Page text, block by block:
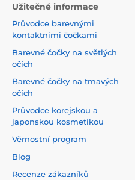
Užitečné informace
Průvodce barevnými
kontaktními čočkami
Barevné čočky na světlých
očích
Barevné čočky na tmavých
očích
Průvodce korejskou a
japonskou kosmetikou
Věrnostní program
Blog
Recenze zákazníků